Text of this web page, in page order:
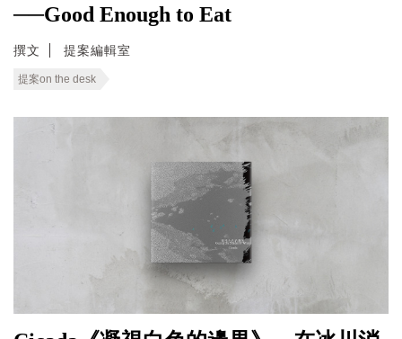
──Good Enough to Eat
撰文 提案編輯室
提案on the desk